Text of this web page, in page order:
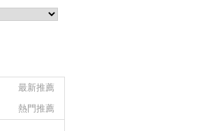
最新推薦
熱門推薦